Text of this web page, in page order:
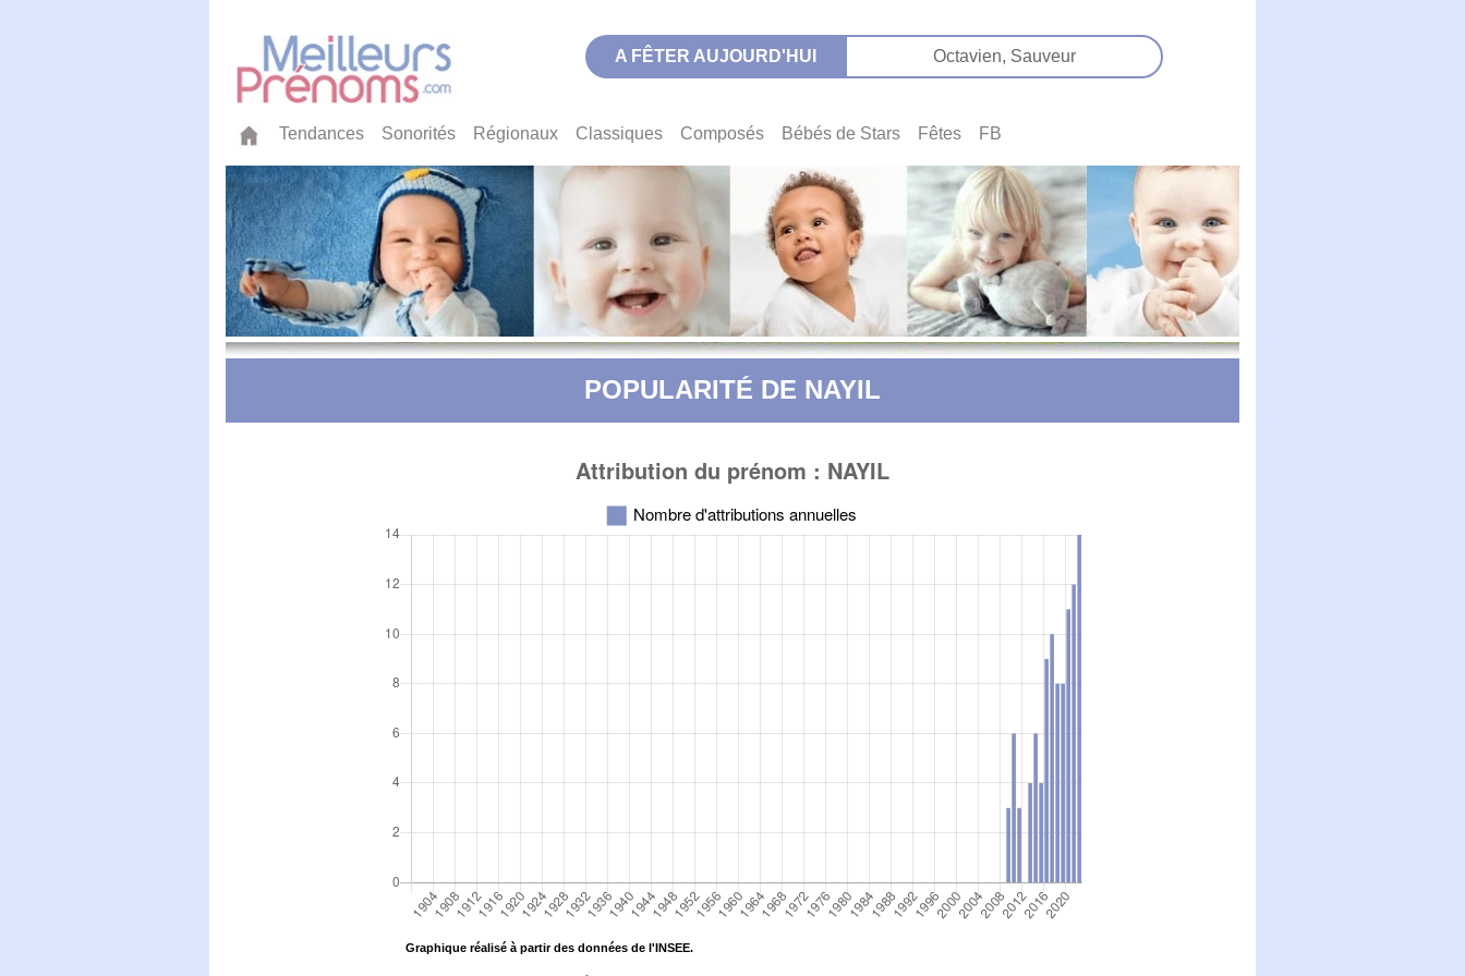
A FÊTER AUJOURD'HUI Octavien, Sauveur
Tendances Sonorités Régionaux Classiques Composés Bébés de Stars Fêtes FB
POPULARITÉ DE NAYIL
Graphique réalisé à partir des données de l'INSEE.